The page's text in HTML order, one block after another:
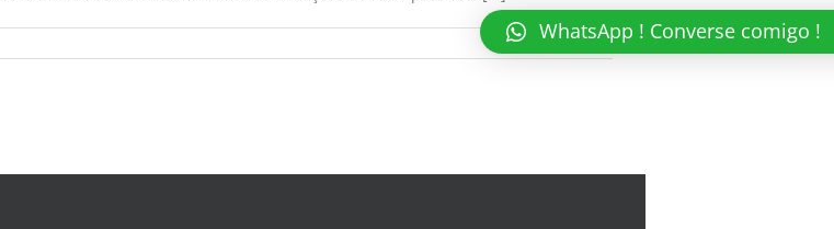
Read More
WhatsApp ! Converse comigo !